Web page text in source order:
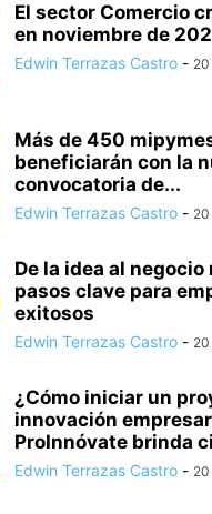
El sector Comercio
en noviembre de
Edwin Terrazas Castro -
Más de 450
beneficiarán con la
convocatoria de...
Edwin Terrazas Castro -
De la idea al
pasos clave para
exitosos
Edwin Terrazas Castro -
¿Cómo iniciar un
innovación
ProInnóvate brinda
Edwin Terrazas Castro -